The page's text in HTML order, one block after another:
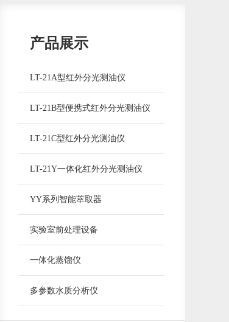
产品展示
LT-21A型红外分光测油仪
LT-21B型便携式红外分光测油仪
LT-21C型红外分光测油仪
LT-21Y一体化红外分光测油仪
YY系列智能萃取器
实验室前处理设备
一体化蒸馏仪
多参数水质分析仪